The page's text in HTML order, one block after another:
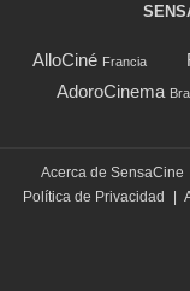
AlloCiné Francia
AdoroCinema
Acerca de SensaCine
Política de Privacidad